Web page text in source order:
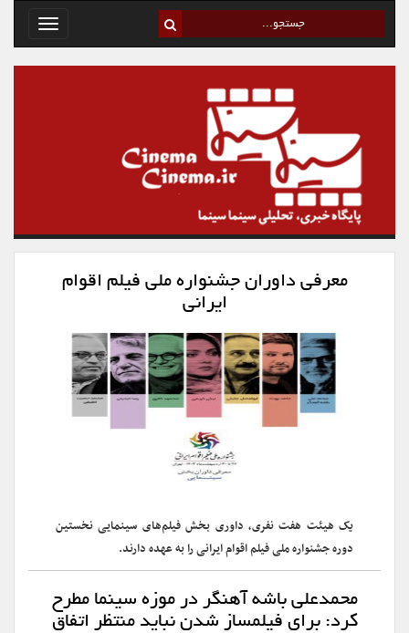
Toggle
معرفی داوران جشنواره ملی فیلم اقوام
ایرانی
یک هیئت هفت نفری، داوری بخش فیلم‌های سینمایی نخستین
دوره جشنواره ملی فیلم اقوام ایرانی را به عهده دارند.
محمدعلی باشه آهنگر در موزه سینما مطرح
کرد: برای فیلمساز شدن نباید منتظر اتفاق